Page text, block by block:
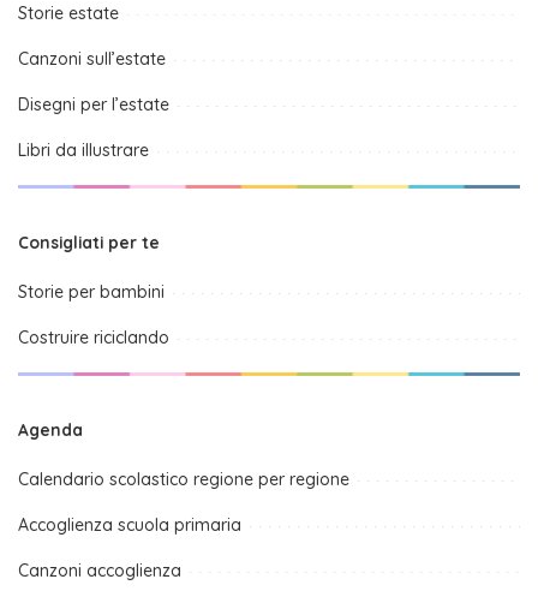
Storie estate
Canzoni sull’estate
Disegni per l’estate
Libri da illustrare
Consigliati per te
Storie per bambini
Costruire riciclando
Agenda
Calendario scolastico regione per regione
Accoglienza scuola primaria
Canzoni accoglienza